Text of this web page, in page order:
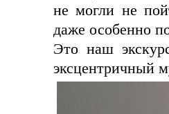
не могли не
даже особенно
Это наш
эксцентричный